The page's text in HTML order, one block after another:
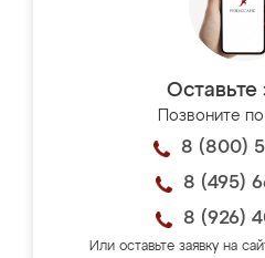
Оставьте
Позвоните
8 (800)
8 (495)
8 (926)
Или оставьте заявку на